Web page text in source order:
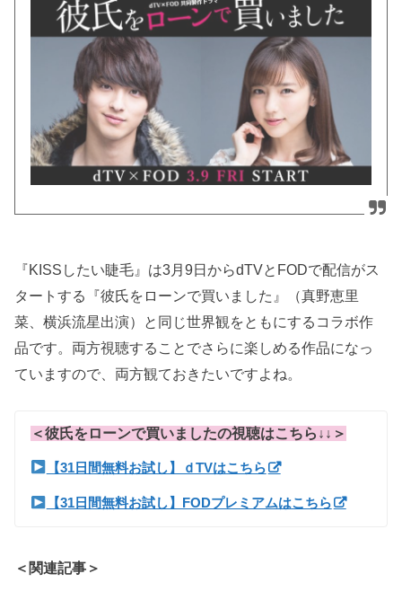
『KISSしたい睫毛』は3月9日からdTVとFODで配信がス
タートする『彼氏をローンで買いました』（真野恵里
菜、横浜流星出演）と同じ世界観をともにするコラボ作
品です。両方視聴することでさらに楽しめる作品になっ
ていますので、両方観ておきたいですよね。
＜彼氏をローンで買いましたの視聴はこちら↓↓＞
【31日間無料お試し】ｄTVはこちら
【31日間無料お試し】FODプレミアムはこちら
＜関連記事＞